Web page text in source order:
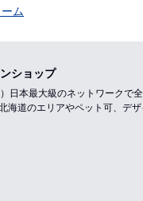
ム
ショップ
日本最大級のネットワークで
海道のエリアやペット可、デ